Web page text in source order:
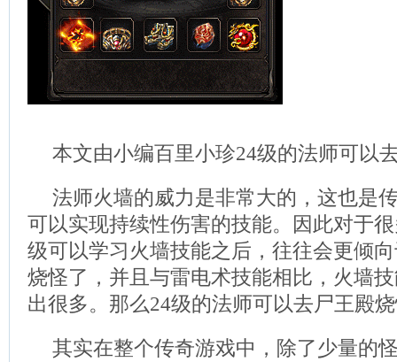
本文由小编百里小珍24级的法师可以
法师火墙的威力是非常大的，这也是
可以实现持续性伤害的技能。因此对于
级可以学习火墙技能之后，往往会更倾
烧怪了，并且与雷电术技能相比，火墙
出很多。那么24级的法师可以去尸王殿
其实在整个传奇游戏中，除了少量的